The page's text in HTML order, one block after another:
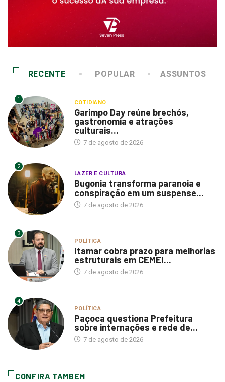
RECENTE POPULAR ASSUNTOS
1 COTIDIANO
Garimpo Day reúne brechós,
gastronomia e atrações
culturais...
7 de agosto de 2026
2
LAZER E CULTURA
Bugonia transforma paranoia e
conspiração em um suspense...
7 de agosto de 2026
3
POLÍTICA
Itamar cobra prazo para melhorias
estruturais em CEMEI...
7 de agosto de 2026
4
POLÍTICA
Paçoca questiona Prefeitura
sobre internações e rede de...
7 de agosto de 2026
CONFIRA TAMBEM